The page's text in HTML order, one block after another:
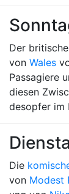
Der
von Wales
Passagiere
diesen
desopfer im
Die
von Modest